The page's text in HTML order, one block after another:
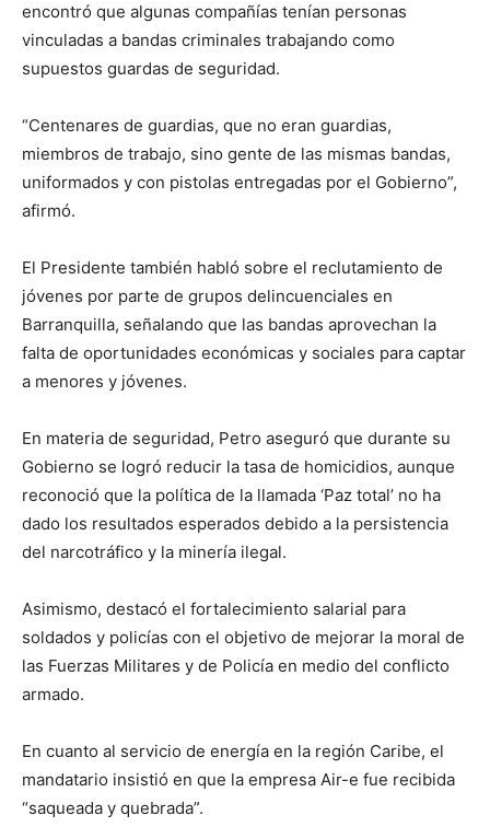
encontró que algunas compañías tenían personas
vinculadas a bandas criminales trabajando como
supuestos guardas de seguridad.
“Centenares de guardias, que no eran guardias,
miembros de trabajo, sino gente de las mismas bandas,
uniformados y con pistolas entregadas por el Gobierno”,
afirmó.
El Presidente también habló sobre el reclutamiento de
jóvenes por parte de grupos delincuenciales en
Barranquilla, señalando que las bandas aprovechan la
falta de oportunidades económicas y sociales para captar
a menores y jóvenes.
En materia de seguridad, Petro aseguró que durante su
Gobierno se logró reducir la tasa de homicidios, aunque
reconoció que la política de la llamada ‘Paz total’ no ha
dado los resultados esperados debido a la persistencia
del narcotráfico y la minería ilegal.
Asimismo, destacó el fortalecimiento salarial para
soldados y policías con el objetivo de mejorar la moral de
las Fuerzas Militares y de Policía en medio del conflicto
armado.
En cuanto al servicio de energía en la región Caribe, el
mandatario insistió en que la empresa Air-e fue recibida
“saqueada y quebrada”.